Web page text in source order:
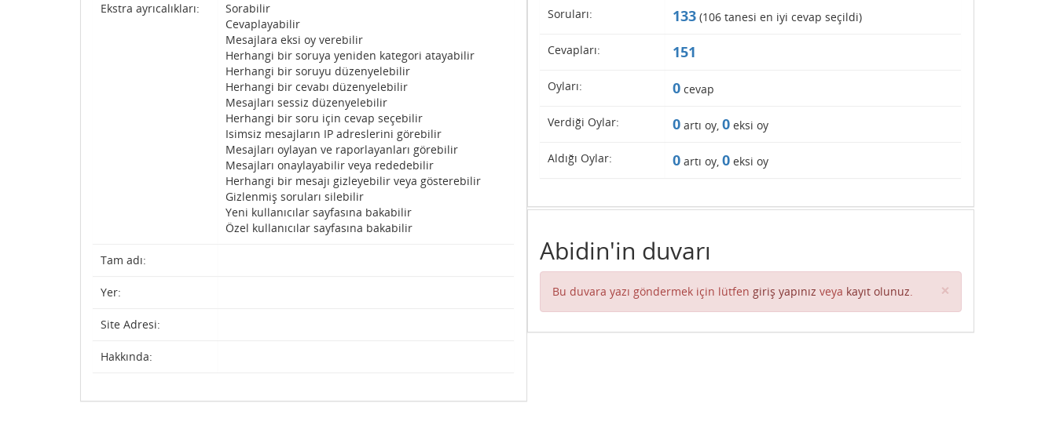
Ekstra ayrıcalıkları:
Sorabilir
Cevaplayabilir
Mesajlara eksi oy verebilir
Herhangi bir soruya yeniden kategori atayabilir
Herhangi bir soruyu düzenyelebilir
Herhangi bir cevabı düzenyelebilir
Mesajları sessiz düzenyelebilir
Herhangi bir soru için cevap seçebilir
Isimsiz mesajların IP adreslerini görebilir
Mesajları oylayan ve raporlayanları görebilir
Mesajları onaylayabilir veya rededebilir
Herhangi bir mesajı gizleyebilir veya gösterebilir
Gizlenmiş soruları silebilir
Yeni kullanıcılar sayfasına bakabilir
Özel kullanıcılar sayfasına bakabilir
Tam adı:
Yer:
Site Adresi:
Hakkında:
Soruları: 133(106tanesi en iyi cevap seçildi)
Cevapları: 151
Oyları: 0cevap
Verdiği Oylar: 0artı oy, 0eksi oy
Aldığı Oylar: 0artı oy, 0eksi oy
Abidin'in duvarı
Bu duvara yazı göndermek için lütfen giriş yapınız veya kayıt olunuz. ×